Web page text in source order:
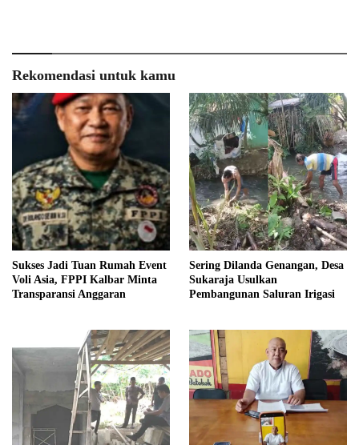
Rekomendasi untuk kamu
Sukses Jadi Tuan Rumah Event
Voli Asia, FPPI Kalbar Minta
Transparansi Anggaran
Sering Dilanda Genangan, Desa
Sukaraja Usulkan
Pembangunan Saluran Irigasi